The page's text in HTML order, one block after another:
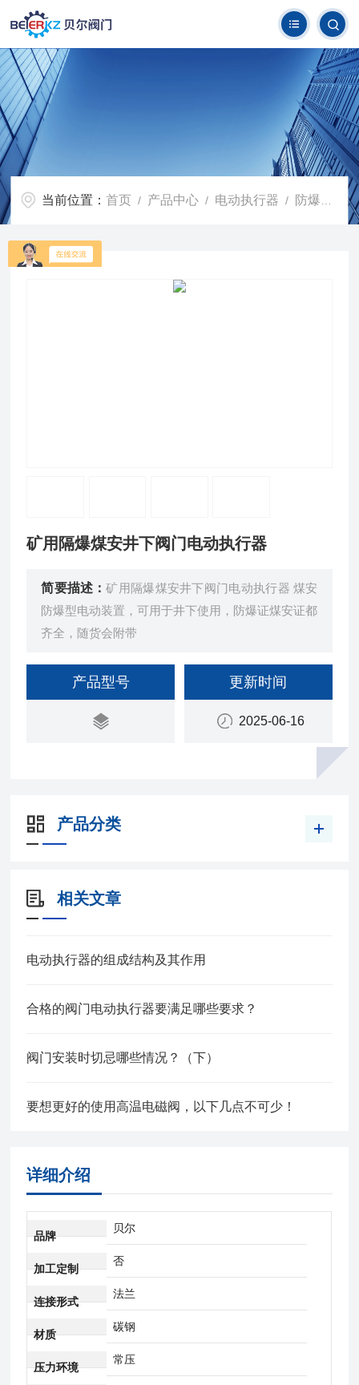
当前位置：首页 / 产品中心 / 电动执行器 / 防爆型电动执行器
矿用隔爆煤安井下阀门电动执行器
简要描述：矿用隔爆煤安井下阀门电动执行器 煤安
防爆型电动装置，可用于井下使用，防爆证煤安证都
齐全，随货会附带
产品型号 更新时间
2025-06-16
产品分类
相关文章
电动执行器的组成结构及其作用
合格的阀门电动执行器要满足哪些要求？
阀门安装时切忌哪些情况？（下）
要想更好的使用高温电磁阀，以下几点不可少！
详细介绍
品牌
贝尔
加工定制
否
连接形式
法兰
材质
碳钢
压力环境
常压